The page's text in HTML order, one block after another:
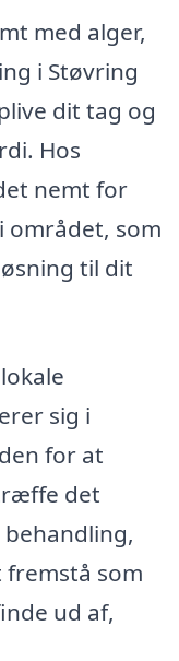
med alger,
i Støvring
dit tag og
Hos
nemt for
området, som
til dit
sig i
for at
det
som
ud af,